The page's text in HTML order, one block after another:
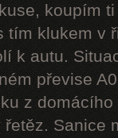
koupím
tím klukem v
k autu.
převise
z
Sanice